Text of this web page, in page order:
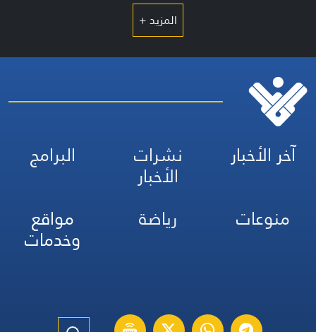
المزيد +
آخر الأخبار نشرات
الأخبار
البرامج
منوعات
رياضة مواقع
وخدمات